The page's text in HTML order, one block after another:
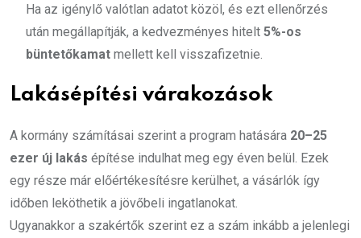
Ha az igénylő valótlan adatot közöl, és ezt ellenőrzés
után megállapítják, a kedvezményes hitelt 5%-os
büntetőkamat mellett kell visszafizetnie.
Lakásépítési várakozások
A kormány számításai szerint a program hatására 20–25
ezer új lakás építése indulhat meg egy éven belül. Ezek
egy része már előértékesítésre kerülhet, a vásárlók így
időben leköthetik a jövőbeli ingatlanokat.
Ugyanakkor a szakértők szerint ez a szám inkább a jelenlegi